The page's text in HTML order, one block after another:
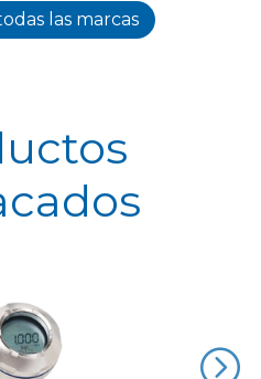
las marcas